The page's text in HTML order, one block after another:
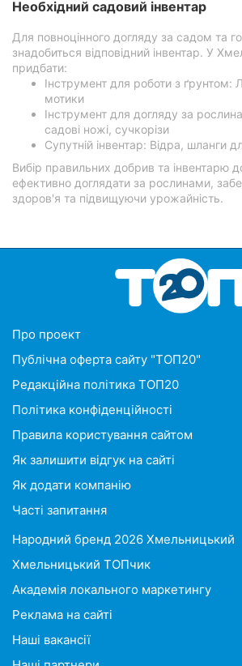
Необхідний садовий інвентар
Для повноцінного догляду за садом та
знадобиться відповідний інвентар. У
придбати:
Інструмент для роботи з ґрунтом:
мотики
Інструмент для догляду за
садові ножі, сучкорізи
Супутній інвентар: Відра, шланги
Вибір правильних добрив та інвентарю
ефективно доглядати за рослинами,
здоров'я та підвищуючи урожайність.
Про проект
Публічна оферта сайту "ТОП20"
Редакційна політика ТОП20
Політика конфіденційності
Правила користування сайтом
Як залишити відгук на сайті
Як додати компанію
Часті запитання
Народний бренд 2026 Хмельницький
Хмельницький ТОПчик
Академія локального маркетингу
Реклама на сайті
Наші вакансії